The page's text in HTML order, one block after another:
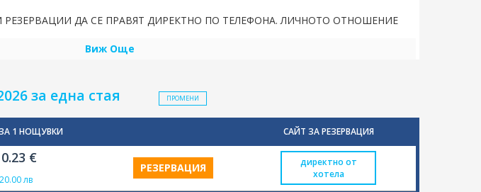
РЕЗЕРВАЦИИ ДА СЕ ПРАВЯТ ДИРЕКТНО ПО ТЕЛЕФОНА. ЛИЧНОТО ОТНОШЕНИЕ
Виж Още
за една стая ПРОМЕНИ
1 НОЩУВКИ САЙТ ЗА РЕЗЕРВАЦИЯ
€
20.00 лв
РЕЗЕРВАЦИЯ
директно от
хотела